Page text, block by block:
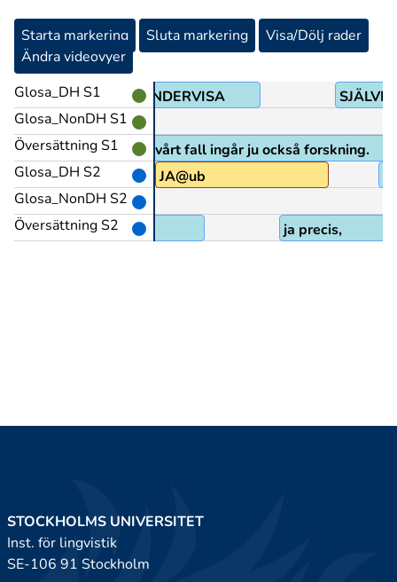
Starta markering Sluta markering
Visa/Dölj rader
Ändra videovyer
Glosa_DH S1
Glosa_NonDH S1
Översättning S1
Glosa_DH S2
Glosa_NonDH S2
Översättning S2
UNDERVISA
undervisning men i vårt fall ingår ju också forskning.
JA@ub
ja precis,
STOCKHOLMS UNIVERSITET
Inst. för lingvistik
SE-106 91 Stockholm